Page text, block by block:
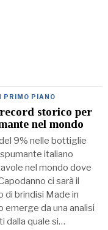
PRIMO PIANO
storico per
nel mondo
9% nelle bottiglie
italiano
nel mondo dove
ci sarà il
di brindisi Made in
emerge da una analisi
dalla quale si…